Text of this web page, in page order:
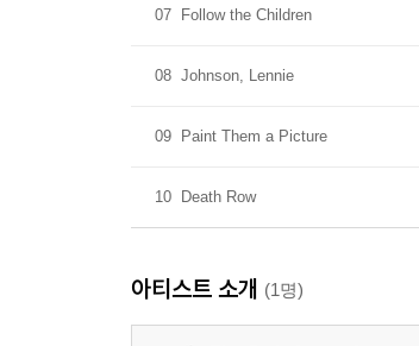
07 Follow the Children
08 Johnson, Lennie
09 Paint Them a Picture
10 Death Row
아티스트 소개 (1명)